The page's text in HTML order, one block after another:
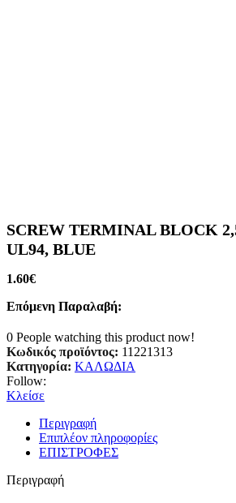
SCREW TERMINAL BLOCK
UL94, BLUE
1.60€
Επόμενη Παραλαβή:
0 People watching this product now!
Κωδικός προϊόντος: 11221313
Κατηγορία: ΚΑΛΩΔΙΑ
Follow:
Κλείσε
Περιγραφή
Επιπλέον πληροφορίες
ΕΠΙΣΤΡΟΦΕΣ
Περιγραφή